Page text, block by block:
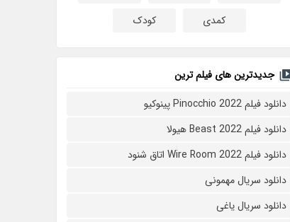
کمدی
کودک
جدیدترین های فیلم ترین
دانلود فیلم Pinocchio 2022 پینوکیو
دانلود فیلم Beast 2022 هیولا
دانلود فیلم Wire Room 2022 اتاق شنود
دانلود سریال مهمونی
دانلود سریال یاغی